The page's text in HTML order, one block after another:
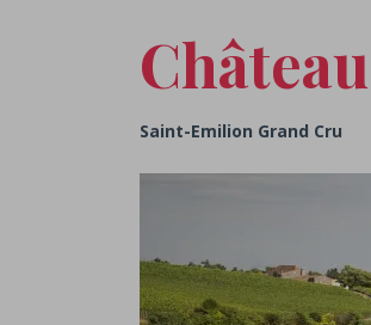
Saint-Emilion Grand Cru